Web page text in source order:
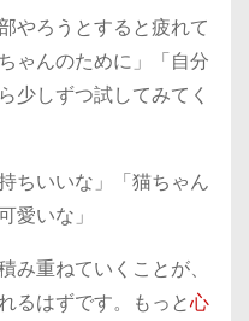
やろうとすると疲れて
ゃんのために」「自分
少しずつ試してみてく
ちいいな」「猫ちゃん
愛いな」
み重ねていくことが、
るはずです。もっと心